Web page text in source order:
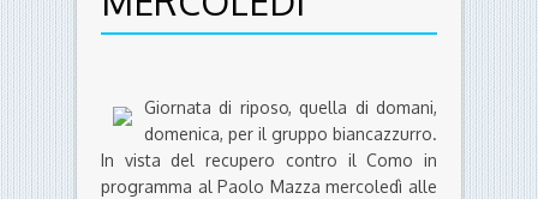
Giornata di riposo, quella di domani,
domenica, per il gruppo biancazzurro.
In vista del recupero contro il Como in
programma al Paolo Mazza mercoledì alle